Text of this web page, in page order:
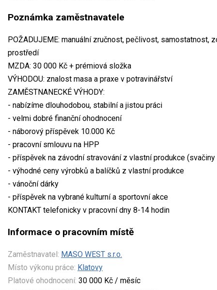
Poznámka zaměstnavatele
POŽADUJEME: manuální zručnost, pečlivost, samostatnost,
prostředí
MZDA: 30 000 Kč + prémiová složka
VÝHODOU: znalost masa a praxe v potravinářství
ZAMĚSTNANECKÉ VÝHODY:
- nabízíme dlouhodobou, stabilní a jistou práci
- velmi dobré finanční ohodnocení
- náborový příspěvek 10.000 Kč
- pracovní smlouvu na HPP
- příspěvek na závodní stravování z vlastní produkce
- výhodné ceny výrobků a balíčků z vlastní produkce
- vánoční dárky
- příspěvek na vybrané kulturní a sportovní akce
KONTAKT telefonicky v pracovní dny 8-14 hodin
Informace o pracovním místě
Zaměstnavatel: MASO WEST s.r.o.
Místo výkonu práce: Klatovy
Platové ohodnocení: 30 000 Kč / měsíc